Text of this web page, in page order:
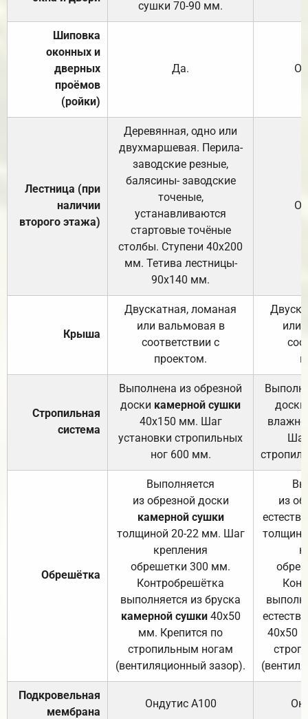
сушки 70-90 мм.
Шиповка
оконных и
дверных
проёмов
(ройки)
Да.
Лестница (при
наличии
второго этажа)
Деревянная, одно или
двухмаршевая. Перила-
заводские резные,
балясины- заводские
точеные,
устанавливаются
стартовые точёные
столбы. Ступени 40х200
мм. Тетива лестницы-
90х140 мм.
Крыша
Двускатная, ломаная
или вальмовая в
соответствии с
проектом.
или
Стропильная
система
Выполнена из обрезной
доски камерной сушки
40х150 мм. Шаг
установки стропильных
ног 600 мм.
доски
Обрешётка
Выполняется
из обрезной доски
камерной сушки
толщиной 20-22 мм. Шаг
крепления
обрешетки 300 мм.
Контробрешётка
выполняется из бруска
камерной сушки40х50
мм. Крепится по
стропильным ногам
(вентиляционный зазор).
из
40х50
Подкровельная
мембрана
Ондутис А100